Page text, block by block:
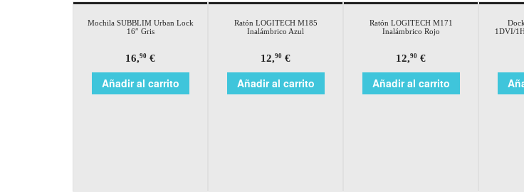
Mochila SUBBLIM Urban Lock
16″ Gris
16,90 €
Añadir al carrito
Ratón LOGITECH M185
Inalámbrico Azul
12,90 €
Añadir al carrito
Ratón LOGITECH M171
Inalámbrico Rojo
12,90 €
Añadir al carrito
1DVI/